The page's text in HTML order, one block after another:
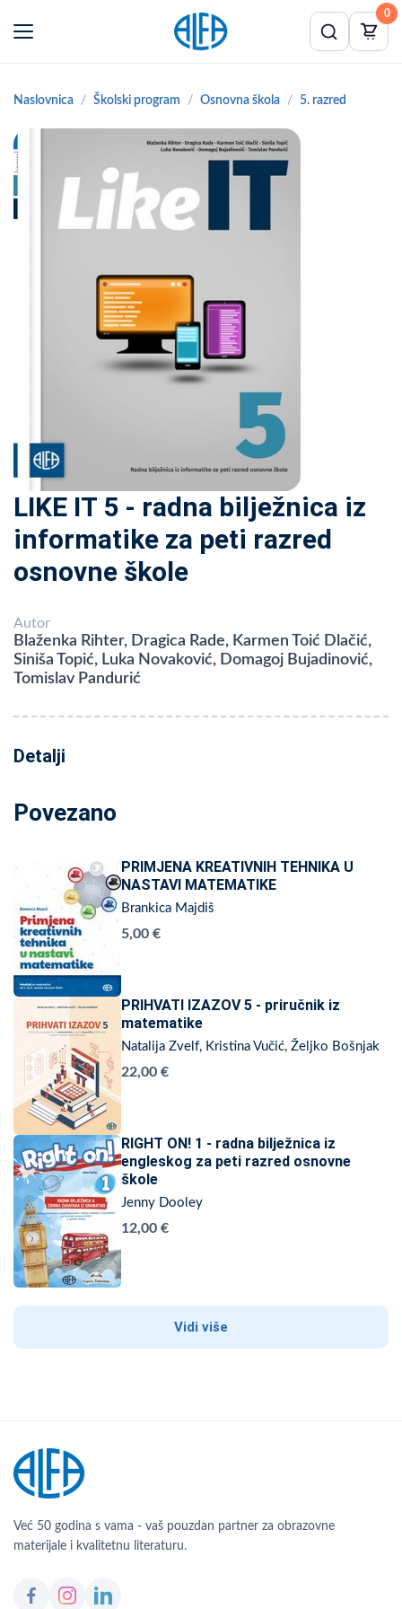
0
Naslovnica Školski program Osnovna škola 5. razred
LIKE IT 5 - radna bilježnica iz
informatike za peti razred
osnovne škole
Autor
Blaženka Rihter, Dragica Rade, Karmen Toić Dlačić,
Siniša Topić, Luka Novaković, Domagoj Bujadinović,
Tomislav Pandurić
Detalji
Povezano
PRIMJENA KREATIVNIH TEHNIKA U
NASTAVI MATEMATIKE
Brankica Majdiš
5,00 €
PRIHVATI IZAZOV 5 - priručnik iz
matematike
Natalija Zvelf, Kristina Vučić, Željko Bošnjak
22,00 €
RIGHT ON! 1 - radna bilježnica iz
engleskog za peti razred osnovne
škole
Jenny Dooley
12,00 €
Vidi više
Već 50 godina s vama - vaš pouzdan partner za obrazovne
materijale i kvalitetnu literaturu.